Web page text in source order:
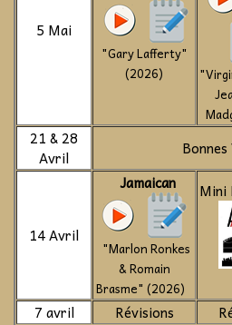
5 Mai
"Gary Lafferty"
(2026)
21 & 28
Avril
Bonnes
14 Avril
Jamaican
"Marlon Ronkes
& Romain
Brasme" (2026)
Mini
7 avril Révisions